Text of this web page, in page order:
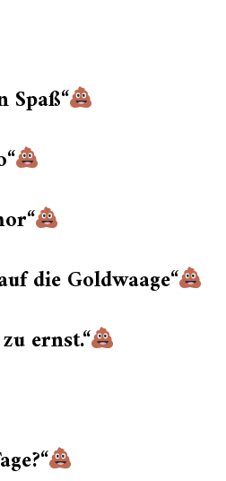
Spaß“
die Goldwaage“
ernst.“